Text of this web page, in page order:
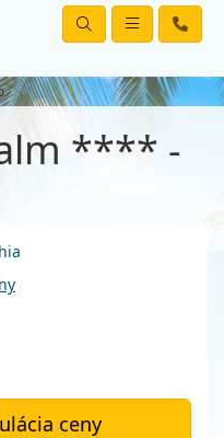
**** -
ceny